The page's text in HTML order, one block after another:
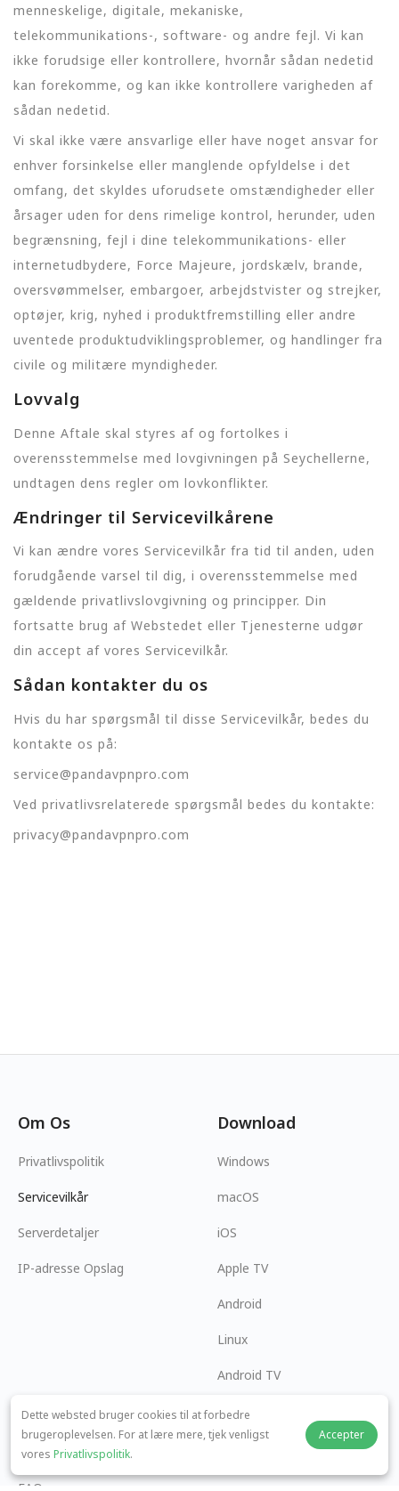
menneskelige, digitale, mekaniske,
telekommunikations-, software- og andre fejl. Vi kan
ikke forudsige eller kontrollere, hvornår sådan nedetid
kan forekomme, og kan ikke kontrollere varigheden af
sådan nedetid.
Vi skal ikke være ansvarlige eller have noget ansvar for
enhver forsinkelse eller manglende opfyldelse i det
omfang, det skyldes uforudsete omstændigheder eller
årsager uden for dens rimelige kontrol, herunder, uden
begrænsning, fejl i dine telekommunikations- eller
internetudbydere, Force Majeure, jordskælv, brande,
oversvømmelser, embargoer, arbejdstvister og strejker,
optøjer, krig, nyhed i produktfremstilling eller andre
uventede produktudviklingsproblemer, og handlinger fra
civile og militære myndigheder.
Lovvalg
Denne Aftale skal styres af og fortolkes i
overensstemmelse med lovgivningen på Seychellerne,
undtagen dens regler om lovkonflikter.
Ændringer til Servicevilkårene
Vi kan ændre vores Servicevilkår fra tid til anden, uden
forudgående varsel til dig, i overensstemmelse med
gældende privatlivslovgivning og principper. Din
fortsatte brug af Webstedet eller Tjenesterne udgør
din accept af vores Servicevilkår.
Sådan kontakter du os
Hvis du har spørgsmål til disse Servicevilkår, bedes du
kontakte os på:
service@pandavpnpro.com
Ved privatlivsrelaterede spørgsmål bedes du kontakte:
privacy@pandavpnpro.com
Om Os
Privatlivspolitik
Servicevilkår
Serverdetaljer
IP-adresse Opslag
Download
Windows
macOS
iOS
Apple TV
Android
Linux
Android TV
Hjælpecenter
panda7x24@gmail.com
Samarbejde
Dette websted bruger cookies til at forbedre
brugeroplevelsen. For at lære mere, tjek venligst
vores Privatlivspolitik.
Accepter